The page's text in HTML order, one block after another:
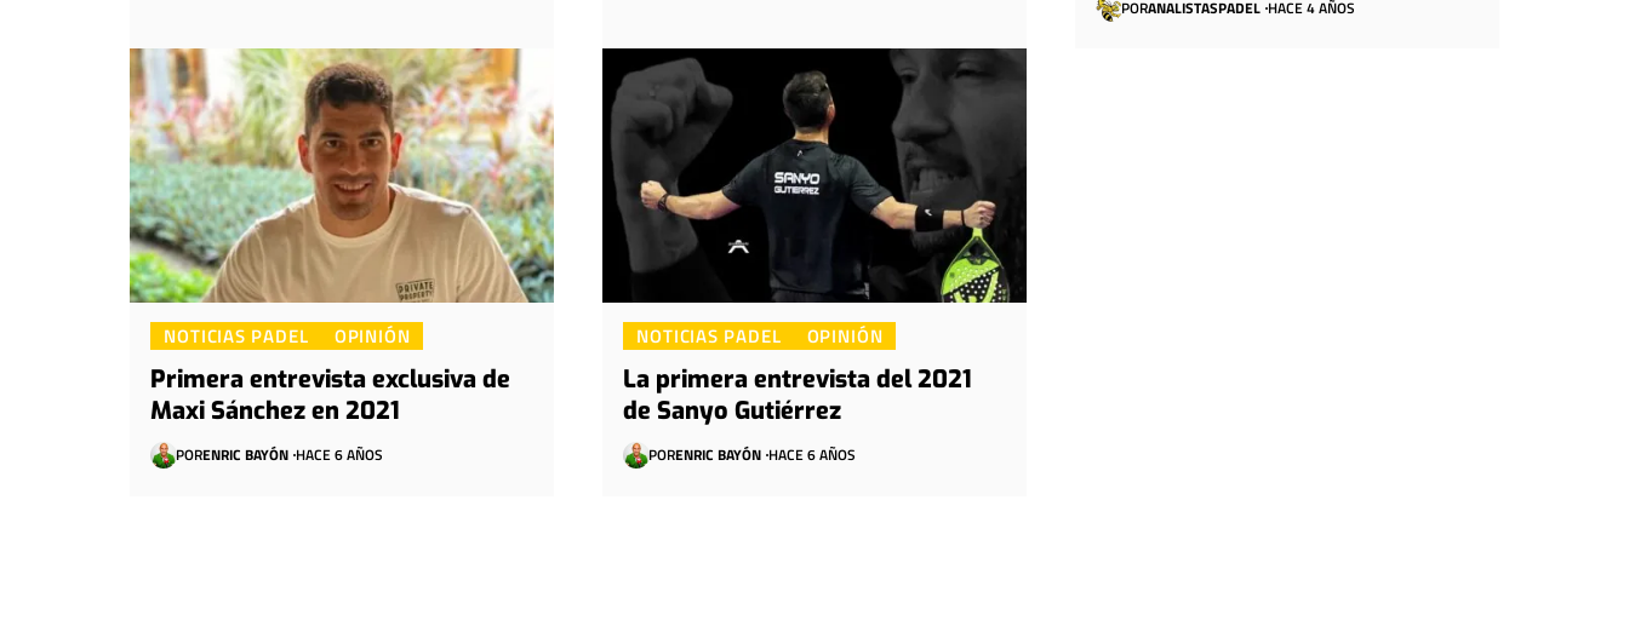
PORANALISTASPADEL HACE 4 AÑOS
NOTICIAS PADEL OPINIÓN
Primera entrevista exclusiva de
Maxi Sánchez en 2021
PORENRIC BAYÓN HACE 6 AÑOS
NOTICIAS PADEL OPINIÓN
La primera entrevista del 2021
de Sanyo Gutiérrez
PORENRIC BAYÓN HACE 6 AÑOS